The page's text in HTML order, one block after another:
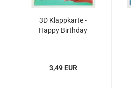
3D Klappkarte -
Happy Birthday
3,49 EUR